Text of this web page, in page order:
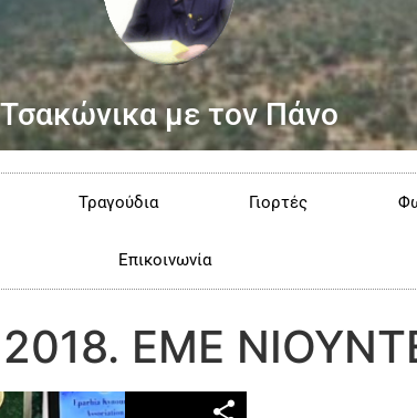
Τσακώνικα με τον Πάνο
Τραγούδια Γιορτές
Επικοινωνία
2018. ΕΜΕ